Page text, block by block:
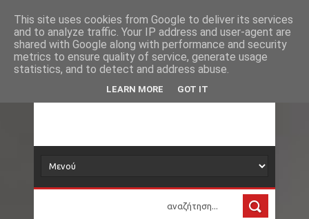
Νέα Loading...
δορυφόρος
Τα νέα όλου του κόσμου στο πιάτο σας
This site uses cookies from Google to deliver its services
and to analyze traffic. Your IP address and user-agent are
shared with Google along with performance and security
metrics to ensure quality of service, generate usage
statistics, and to detect and address abuse.
LEARN MORE GOT IT